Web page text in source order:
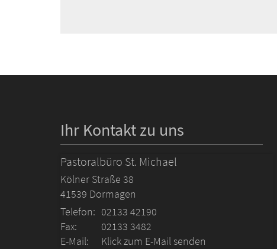
Ihr Kontakt zu uns
Pastoralbüro St. Michael
Kölner Straße 38
41539 Dormagen
Telefon: 02133 42190
Fax:
02133 3482
E-Mail:
Klick zum E-Mail senden